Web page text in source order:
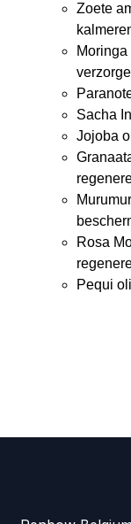
Zoete
Sacha
Jojoba
Rosa
Pequi